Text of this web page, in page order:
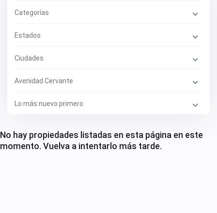
Categorías
Estados
Ciudades
Avenidad Cervante
Lo más nuevo primero
No hay propiedades listadas en esta página en este
momento. Vuelva a intentarlo más tarde.